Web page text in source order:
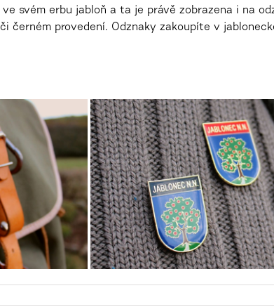
svém erbu jabloň a ta je právě zobrazena i na
černém provedení. Odznaky zakoupíte v